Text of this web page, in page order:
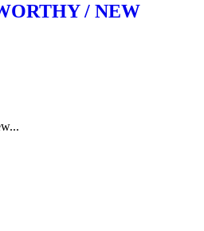
/ NEW